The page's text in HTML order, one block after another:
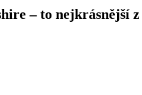
– to nejkrásnější